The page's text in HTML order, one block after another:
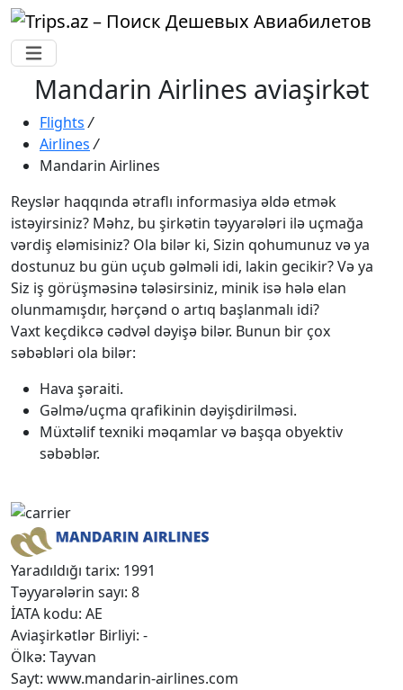
Mandarin Airlines aviaşirkət
Flights /
Airlines /
Mandarin Airlines
Reyslər haqqında ətraflı informasiya əldə etmək
istəyirsiniz? Məhz, bu şirkətin təyyarələri ilə uçmağa
vərdiş eləmisiniz? Ola bilər ki, Sizin qohumunuz və ya
dostunuz bu gün uçub gəlməli idi, lakin gecikir? Və ya
Siz iş görüşməsinə tələsirsiniz, minik isə hələ elan
olunmamışdır, hərçənd o artıq başlanmalı idi?
Vaxt keçdikcə cədvəl dəyişə bilər. Bunun bir çox
səbəbləri ola bilər:
Hava şəraiti.
Gəlmə/uçma qrafikinin dəyişdirilməsi.
Müxtəlif texniki məqamlar və başqa obyektiv
səbəblər.
Yaradıldığı tarix: 1991
Təyyarələrin sayı: 8
İATA kodu: AE
Aviaşirkətlər Birliyi: -
Ölkə: Tayvan
Sayt: www.mandarin-airlines.com